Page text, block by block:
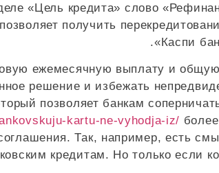
«Цель кредита» слово
получить
«Каспи
ежемесячную выплату и
решение и избежать
позволяет банкам
kartu-ne-vyhodja-iz/
Так, например, есть
кредитам. Но только если